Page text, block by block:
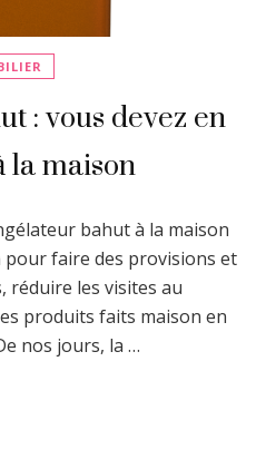
: vous devez en
maison
bahut à la maison
faire des provisions et
réduire les visites au
produits faits maison en
nos jours, la …